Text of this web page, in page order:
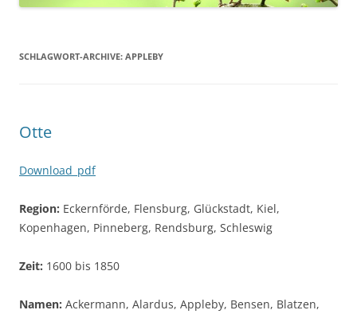
SCHLAGWORT-ARCHIVE: APPLEBY
Otte
Download_pdf
Region: Eckernförde, Flensburg, Glückstadt, Kiel,
Kopenhagen, Pinneberg, Rendsburg, Schleswig
Zeit: 1600 bis 1850
Namen: Ackermann, Alardus, Appleby, Bensen, Blatzen,